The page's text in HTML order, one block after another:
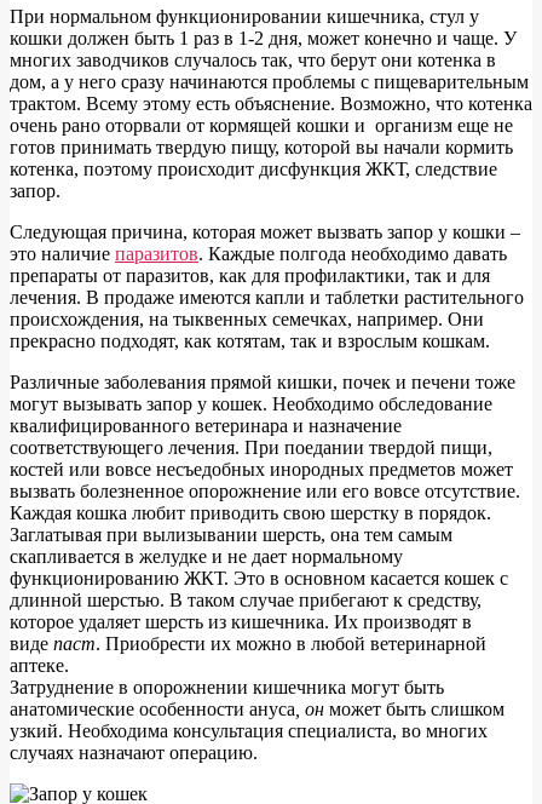
При нормальном функционировании кишечника, стул у
кошки должен быть 1 раз в 1-2 дня, может конечно и чаще. У
многих заводчиков случалось так, что берут они котенка в
дом, а у него сразу начинаются проблемы с пищеварительным
трактом. Всему этому есть объяснение. Возможно, что котенка
очень рано оторвали от кормящей кошки и организм еще не
готов принимать твердую пищу, которой вы начали кормить
котенка, поэтому происходит дисфункция ЖКТ, следствие
запор.
Следующая причина, которая может вызвать запор у кошки –
это наличие паразитов. Каждые полгода необходимо давать
препараты от паразитов, как для профилактики, так и для
лечения. В продаже имеются капли и таблетки растительного
происхождения, на тыквенных семечках, например. Они
прекрасно подходят, как котятам, так и взрослым кошкам.
Различные заболевания прямой кишки, почек и печени тоже
могут вызывать запор у кошек. Необходимо обследование
квалифицированного ветеринара и назначение
соответствующего лечения. При поедании твердой пищи,
костей или вовсе несъедобных инородных предметов может
вызвать болезненное опорожнение или его вовсе отсутствие.
Каждая кошка любит приводить свою шерстку в порядок.
Заглатывая при вылизывании шерсть, она тем самым
скапливается в желудке и не дает нормальному
функционированию ЖКТ. Это в основном касается кошек с
длинной шерстью. В таком случае прибегают к средству,
которое удаляет шерсть из кишечника. Их производят в
виде паст. Приобрести их можно в любой ветеринарной
аптеке.
Затруднение в опорожнении кишечника могут быть
анатомические особенности ануса, он может быть слишком
узкий. Необходима консультация специалиста, во многих
случаях назначают операцию.